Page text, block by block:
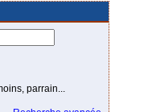
parrain...